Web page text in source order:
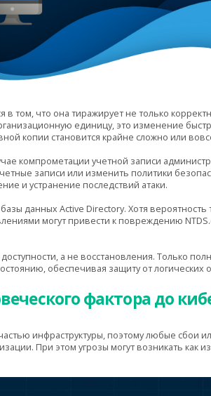
том, что она тиражирует не только
единицу, это изменение
копии становится крайне сложно или
компрометации учетной записи
записи или изменить политики
и устранение последствий атаки.
данных Active Directory. Хотя
могут привести к повреждению
а не восстановления. Только
обеспечивая защиту от логических
фактора до
инфраструктуры, поэтому любые сбои
При этом угрозы могут возникать как